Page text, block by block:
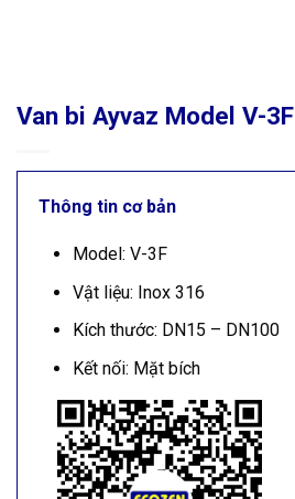
Van bi Ayvaz Model V-3F
Thông tin cơ bản
Model: V-3F
Vật liệu: Inox 316
Kích thước: DN15 – DN100
Kết nối: Mặt bích